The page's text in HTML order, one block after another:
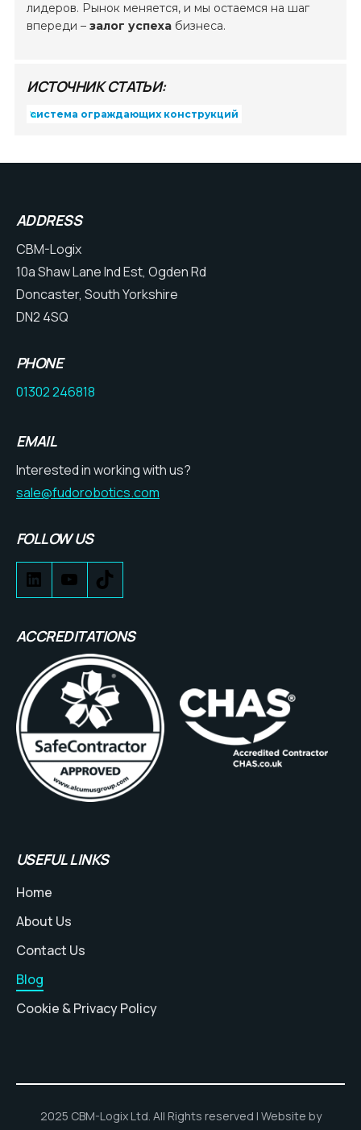
лидеров. Рынок меняется, и мы остаемся на шаг
впереди –залог успеха бизнеса.
ИСТОЧНИК СТАТЬИ:
система ограждающих конструкций
ADDRESS
CBM-Logix
10a Shaw Lane Ind Est, Ogden Rd
Doncaster, South Yorkshire
DN2 4SQ
PHONE
01302 246818
EMAIL
Interested in working with us?
sale@fudorobotics.com
FOLLOW US
ACCREDITATIONS
USEFUL LINKS
Home
About Us
Contact Us
Blog
Cookie & Privacy Policy
2025 CBM-Logix Ltd. All Rights reserved | Website by